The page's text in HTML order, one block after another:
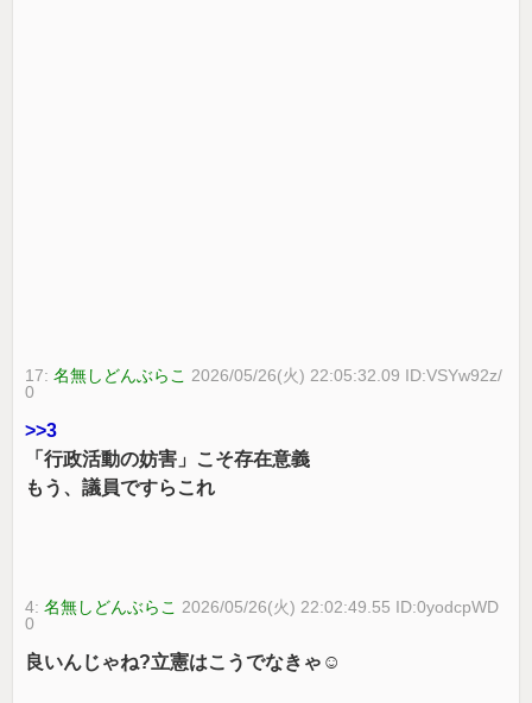
17:名無しどんぶらこ 2026/05/26(火) 22:05:32.09 ID:VSYw92z/
0
>>3
「行政活動の妨害」こそ存在意義
もう、議員ですらこれ
4:名無しどんぶらこ 2026/05/26(火) 22:02:49.55 ID:0yodcpWD
0
良いんじゃね?立憲はこうでなきゃ☺